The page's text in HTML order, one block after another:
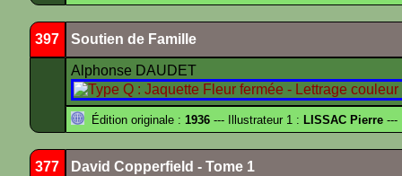
397 Soutien de Famille
Alphonse DAUDET
Édition originale : 1936 --- Illustrateur 1 : LISSAC Pierre ---
377 David Copperfield - Tome 1